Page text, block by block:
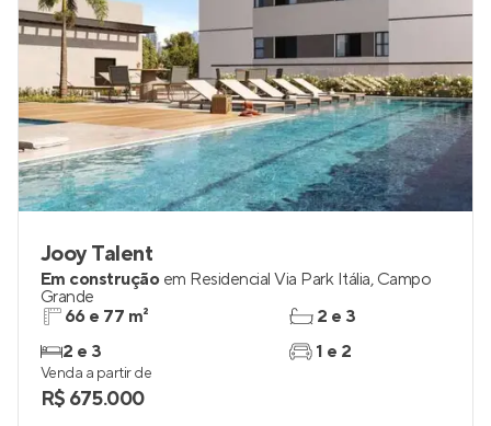
Jooy Talent
Em construção em Residencial Via Park Itália, Campo
Grande
66 e 77 m²
2 e 3
2 e 3
1 e 2
Venda a partir de
R$ 675.000